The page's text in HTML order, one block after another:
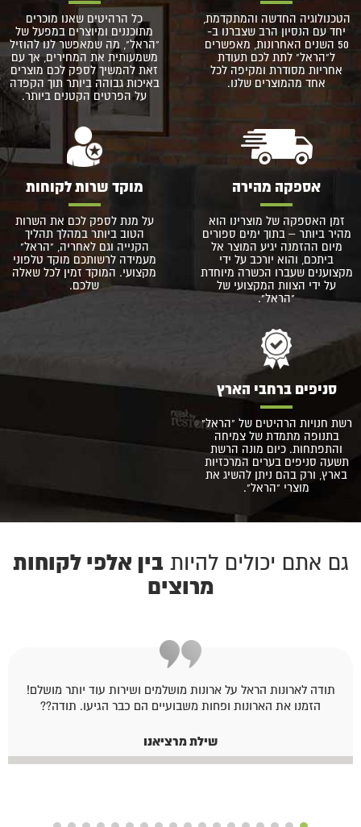
הטכנולוגיה החדשה והמתקדמת,
יחד עם הנסיון הרב שצברנו ב-
50 השנים האחרונות, מאפשרים
ל"הראל" לתת לכם תעודת
אחריות מסודרת ומקיפה לכל
אחד מהמוצרים שלנו.
כל הרהיטים שאנו מוכרים
מתוכננים ומיוצרים במפעל של
"הראל", מה שמאפשר לנו להוזיל
משמעותית את המחירים, אך עם
זאת להמשיך לספק לכם מוצרים
באיכות גבוהה ביותר תוך הקפדה
על הפרטים הקטנים ביותר.
אספקה מהירה
זמן האספקה של מוצרינו הוא
מהיר ביותר – בתוך ימים ספורים
מיום ההזמנה יגיע המוצר אל
ביתכם, והוא יורכב על ידי
מקצוענים שעברו הכשרה מיוחדת
על ידי הצוות המקצועי של
"הראל".
מוקד שרות לקוחות
על מנת לספק לכם את השרות
הטוב ביותר במהלך תהליך
הקנייה וגם לאחריה, "הראל"
מעמידה לרשותכם מוקד טלפוני
מקצועי. המוקד זמין לכל שאלה
שלכם.
סניפים ברחבי הארץ
רשת חנויות הרהיטים של "הראל"
בתנופה מתמדת של צמיחה
והתפתחות. כיום מונה הרשת
תשעה סניפים בערים המרכזיות
בארץ, ורק בהם ניתן להשיג את
מוצרי "הראל".
גם אתם יכולים להיות בין אלפי לקוחות
מרוצים
תודה לארונות הראל על ארונות מושלמים ושירות עוד יותר מושלם!
הזמנו את הארונות ופחות משבועיים הם כבר הגיעו. תודה??
שילת מרציאנו